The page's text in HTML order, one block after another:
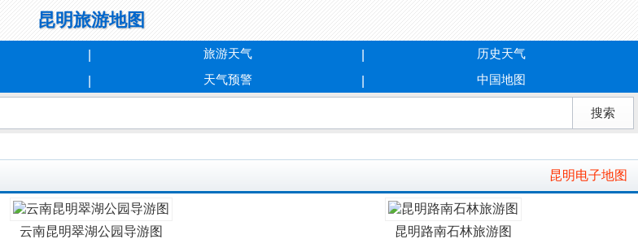
昆明旅游地图
旅游天气
历史天气
天气预警 中国地图
昆明电子地图
云南昆明翠湖公园导游图 昆明路南石林旅游图